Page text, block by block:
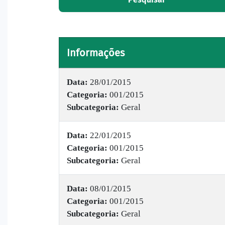
Informações
Data: 28/01/2015
Categoria: 001/2015
Subcategoria: Geral
Data: 22/01/2015
Categoria: 001/2015
Subcategoria: Geral
Data: 08/01/2015
Categoria: 001/2015
Subcategoria: Geral